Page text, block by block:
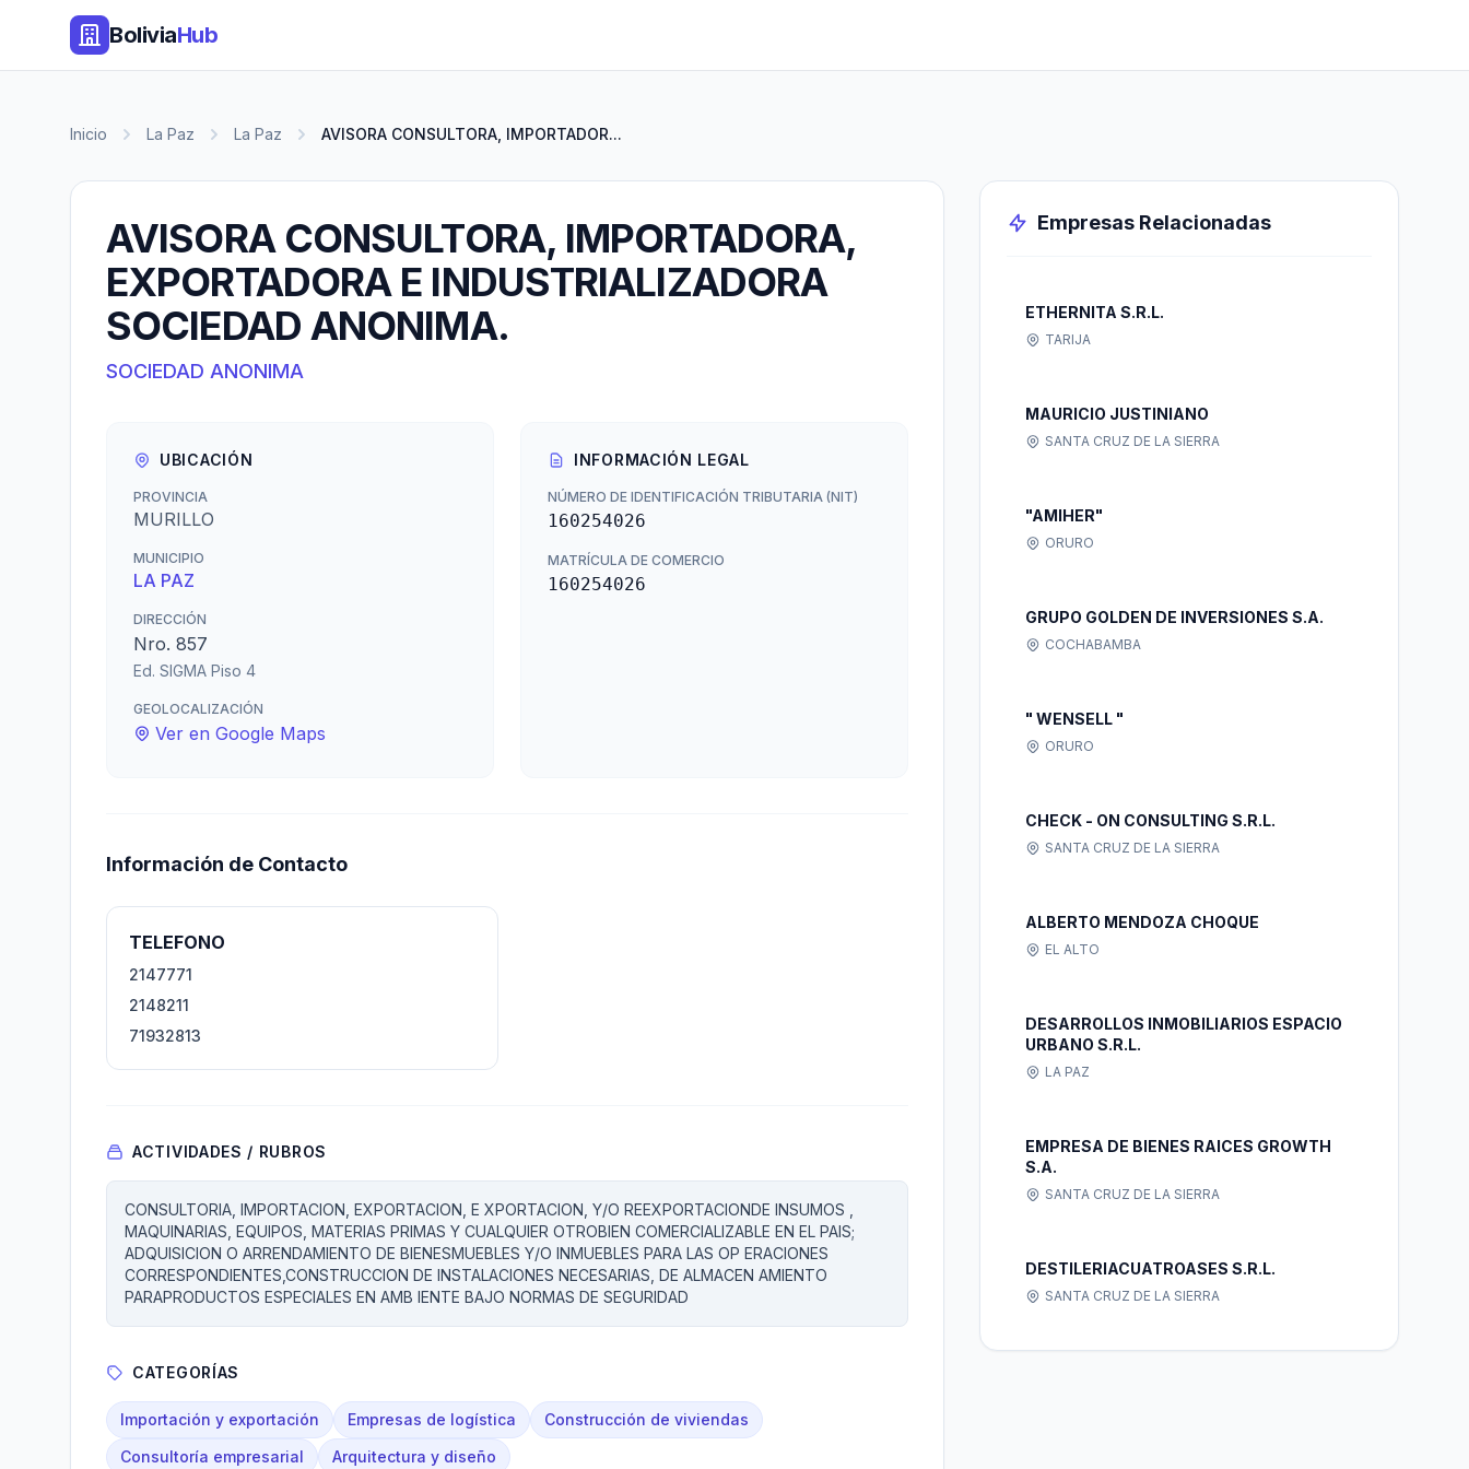
BoliviaHub
Inicio La Paz La Paz AVISORA CONSULTORA, IMPORTADOR...
AVISORA CONSULTORA, IMPORTADORA,
EXPORTADORA E INDUSTRIALIZADORA
SOCIEDAD ANONIMA.
SOCIEDAD ANONIMA
UBICACIÓN
PROVINCIA
MURILLO
MUNICIPIO
LA PAZ
DIRECCIÓN
Nro. 857
Ed. SIGMA Piso 4
GEOLOCALIZACIÓN
Ver en Google Maps
INFORMACIÓN LEGAL
NÚMERO DE IDENTIFICACIÓN TRIBUTARIA (NIT)
160254026
MATRÍCULA DE COMERCIO
160254026
Información de Contacto
TELEFONO
2147771
2148211
71932813
ACTIVIDADES / RUBROS
CONSULTORIA, IMPORTACION, EXPORTACION, E XPORTACION, Y/O REEXPORTACIONDE INSUMOS ,
MAQUINARIAS, EQUIPOS, MATERIAS PRIMAS Y CUALQUIER OTROBIEN COMERCIALIZABLE EN EL PAIS;
ADQUISICION O ARRENDAMIENTO DE BIENESMUEBLES Y/O INMUEBLES PARA LAS OP ERACIONES
CORRESPONDIENTES,CONSTRUCCION DE INSTALACIONES NECESARIAS, DE ALMACEN AMIENTO
PARAPRODUCTOS ESPECIALES EN AMB IENTE BAJO NORMAS DE SEGURIDAD
CATEGORÍAS
Importación y exportación Empresas de logística
Construcción de viviendas
Consultoría empresarial
Arquitectura y diseño
Empresas Relacionadas
ETHERNITA S.R.L.
TARIJA
MAURICIO JUSTINIANO
SANTA CRUZ DE LA SIERRA
"AMIHER"
ORURO
GRUPO GOLDEN DE INVERSIONES S.A.
COCHABAMBA
" WENSELL "
ORURO
CHECK - ON CONSULTING S.R.L.
SANTA CRUZ DE LA SIERRA
ALBERTO MENDOZA CHOQUE
EL ALTO
DESARROLLOS INMOBILIARIOS ESPACIO
URBANO S.R.L.
LA PAZ
EMPRESA DE BIENES RAICES GROWTH
S.A.
SANTA CRUZ DE LA SIERRA
DESTILERIACUATROASES S.R.L.
SANTA CRUZ DE LA SIERRA